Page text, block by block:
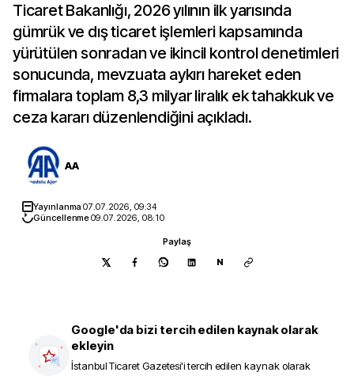
Ticaret Bakanlığı, 2026 yılının ilk yarısında
gümrük ve dış ticaret işlemleri kapsamında
yürütülen sonradan ve ikincil kontrol denetimleri
sonucunda, mevzuata aykırı hareket eden
firmalara toplam 8,3 milyar liralık ek tahakkuk ve
ceza kararı düzenlendiğini açıkladı.
AA
Yayınlanma07.07.2026, 09:34
Güncellenme09.07.2026, 08:10
Paylaş
N
Google'da bizi tercih edilen kaynak olarak
ekleyin
İstanbul Ticaret Gazetesi'i tercih edilen kaynak olarak